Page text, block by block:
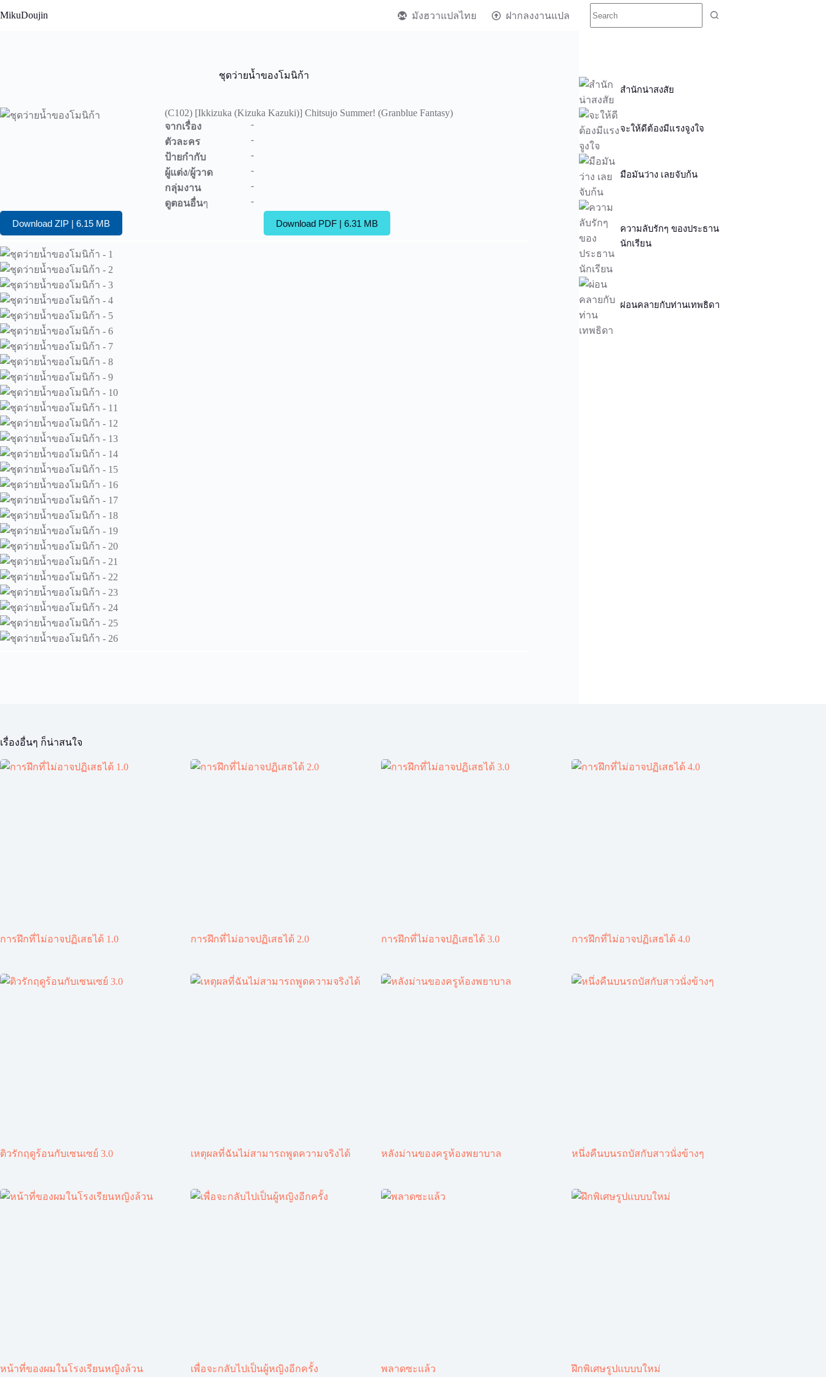
to
MikuDoujin มังฮวาแปลไทย ฝากลงงานแปล
ชุดว่ายน้ำของโมนิก้า
(C102) [Ikkizuka (Kizuka Kazuki)] Chitsujo Summer! (Granblue Fantasy)
จากเรื่อง
-
ตัวละคร
-
ป้ายกำกับ
-
ผู้แต่ง/ผู้วาด
-
กลุ่มงาน
-
ดูตอนอื่นๆ -
Download ZIP | 6.15 MB Download PDF | 6.31 MB
สำนักน่าสงสัย
จะให้ดีต้องมีแรงจูงใจ
มือมันว่าง เลยจับก้น
ความลับรักๆ ของประธาน
นักเรียน
ผ่อนคลายกับท่านเทพธิดา
เรื่องอื่นๆ ก็น่าสนใจ
การฝึกที่ไม่อาจปฏิเสธได้ 1.0 การฝึกที่ไม่อาจปฏิเสธได้ 2.0 การฝึกที่ไม่อาจปฏิเสธได้ 3.0 การฝึกที่ไม่อาจปฏิเสธได้ 4.0
ติวรักฤดูร้อนกับเซนเซย์ 3.0 เหตุผลที่ฉันไม่สามารถพูดความจริงได้ หลังม่านของครูห้องพยาบาล หนึ่งคืนบนรถบัสกับสาวนั่งข้างๆ
หน้าที่ของผมในโรงเรียนหญิงล้วน เพื่อจะกลับไปเป็นผู้หญิงอีกครั้ง พลาดซะแล้ว ฝึกพิเศษรูปแบบบใหม่